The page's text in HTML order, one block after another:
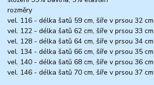
rozměry
vel. 116 - délka šatů 59 cm, šíře v prsou 32 cm
vel. 122 - délka šatů 62 cm, šíře v prsou 33 cm
vel. 128 - délka šatů 64 cm, šíře v prsou 34 cm
vel. 134 - délka šatů 66 cm, šíře v prsou 35 cm
vel. 140 - délka šatů 68 cm, šíře v prsou 36 cm
vel. 146 - délka šatů 70 cm, šíře v prsou 37 cm